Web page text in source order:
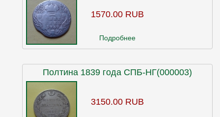
1570.00 RUB
Подробнее
Полтина 1839 года СПБ-НГ(000003)
3150.00 RUB